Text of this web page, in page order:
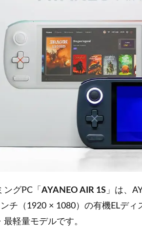
グPC「 AYANEO AIR 1S 」は、
チ（1920 × 1080）の有機ELデ
軽量モデルです。